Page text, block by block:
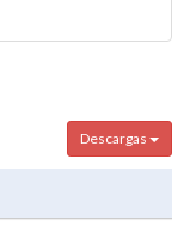
Descargas